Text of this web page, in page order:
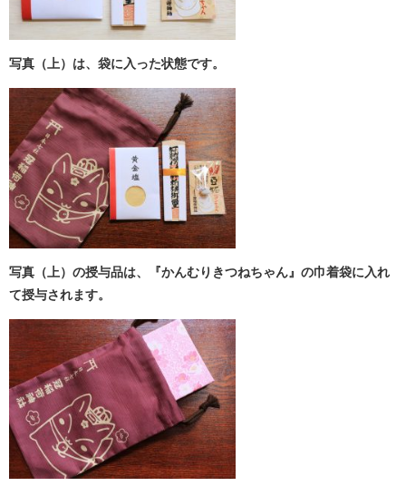
写真（上）は、袋に入った状態です。
写真（上）の授与品は、『かんむりきつねちゃん』の巾着袋に入れ
て授与されます。